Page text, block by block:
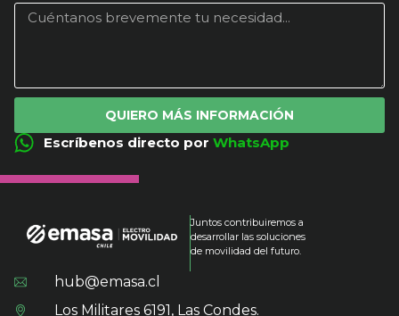
QUIERO MÁS INFORMACIÓN
Escríbenos directo por WhatsApp
Juntos contribuiremos a
desarrollar las soluciones
de movilidad del futuro.
hub@emasa.cl
Los Militares 6191, Las Condes.